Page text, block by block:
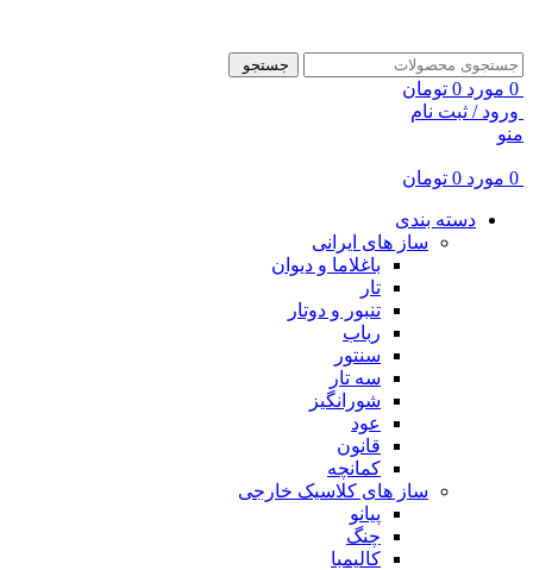
جستجو
0 مورد 0 تومان
ورود / ثبت نام
منو
0 مورد 0 تومان
دسته بندی
ساز های ایرانی
باغلاما و دیوان
تار
تنبور و دوتار
رباب
سنتور
سه تار
شورانگیز
عود
قانون
کمانچه
ساز های کلاسیک خارجی
پیانو
چنگ
کالیمبا